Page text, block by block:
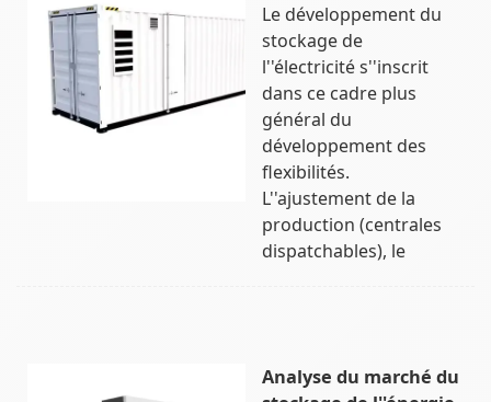
Le développement du
stockage de
l''électricité s''inscrit
dans ce cadre plus
général du
développement des
flexibilités.
L''ajustement de la
production (centrales
dispatchables), le
Analyse du marché du